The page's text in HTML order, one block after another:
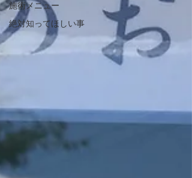
施術メニュー
絶対知ってほしい事